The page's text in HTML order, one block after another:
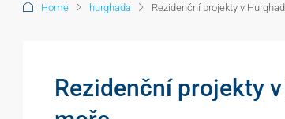
Home hurghada Rezidenční projekty v
Rezidenční projekty